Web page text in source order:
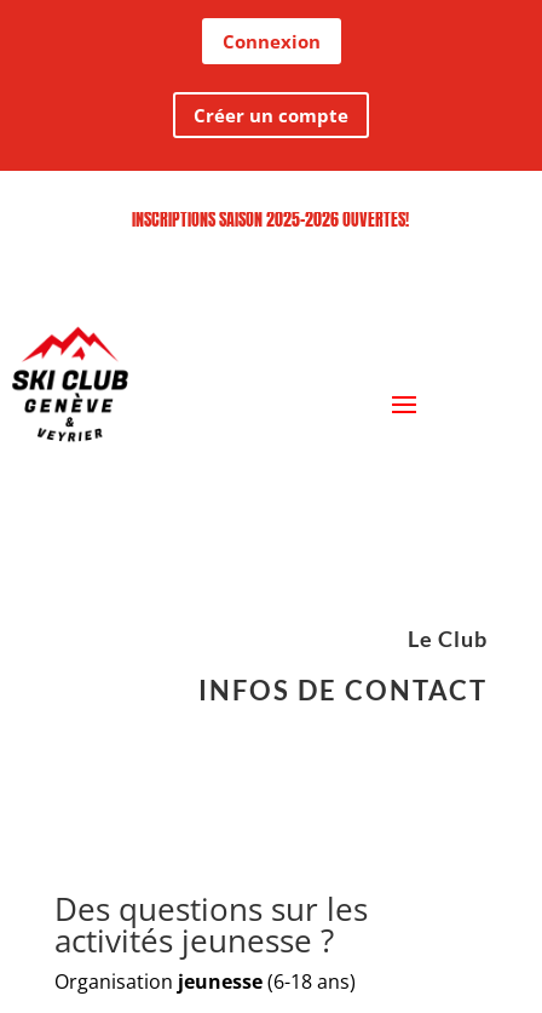
Connexion
Créer un compte
INSCRIPTIONS SAISON 2025-2026 OUVERTES!
Le Club
INFOS DE CONTACT
Des questions sur les
activités jeunesse ?
Organisation jeunesse(6-18 ans)